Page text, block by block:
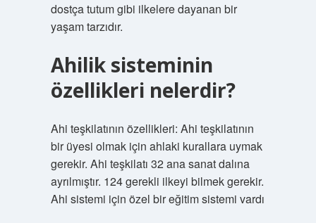
dostça tutum gibi ilkelere dayanan bir
yaşam tarzıdır.
Ahilik sisteminin
özellikleri nelerdir?
Ahi teşkilatının özellikleri: Ahi teşkilatının
bir üyesi olmak için ahlaki kurallara uymak
gerekir. Ahi teşkilatı 32 ana sanat dalına
ayrılmıştır. 124 gerekli ilkeyi bilmek gerekir.
Ahi sistemi için özel bir eğitim sistemi vardı